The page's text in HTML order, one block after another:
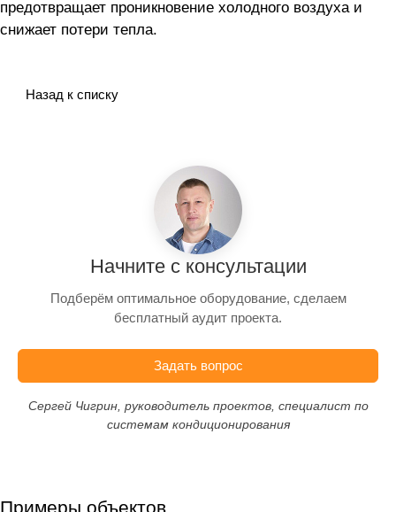
предотвращает проникновение холодного воздуха и
снижает потери тепла.
Назад к списку
Начните с консультации
Подберём оптимальное оборудование, сделаем
бесплатный аудит проекта.
Задать вопрос
Сергей Чигрин, руководитель проектов, специалист по
системам кондиционирования
Примеры объектов